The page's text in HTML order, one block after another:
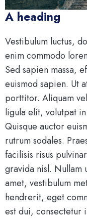
A heading
Vestibulum luctus,
enim commodo
Sed sapien massa,
euismod sapien. Ut
porttitor. Aliquam
ligula elit, volutpat
Quisque auctor
rutrum sodales.
facilisis risus
gravida nisl. Nullam
amet, vestibulum
hendrerit, eget
est dui, consectetur